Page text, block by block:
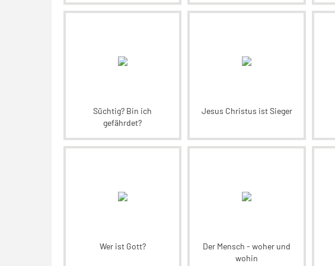
Süchtig? Bin ich
gefährdet?
Jesus Christus ist Sieger
Wer ist Gott?
Der Mensch - woher und
wohin